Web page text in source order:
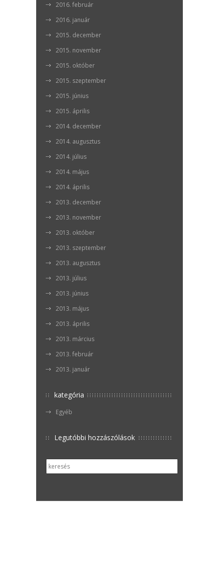
2016. február
2016. január
2015. december
2015. november
2015. október
2015. szeptember
2015. június
2015. április
2014. december
2014. augusztus
2014. július
2014. május
2014. április
2013. december
2013. november
2013. október
2013. szeptember
2013. augusztus
2013. július
2013. június
2013. május
2013. április
2013. március
2013. február
2013. január
kategória
Egyéb
Legutóbbi hozzászólások